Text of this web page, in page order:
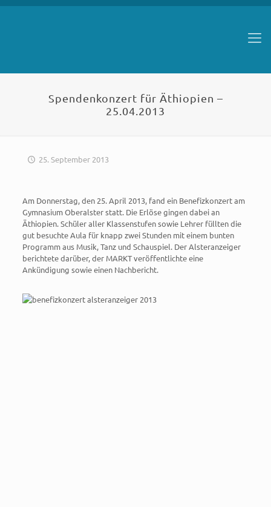
Spendenkonzert für Äthiopien –
25.04.2013
25. September 2013
Am Donnerstag, den 25. April 2013, fand ein Benefizkonzert am
Gymnasium Oberalster statt. Die Erlöse gingen dabei an
Äthiopien. Schüler aller Klassenstufen sowie Lehrer füllten die
gut besuchte Aula für knapp zwei Stunden mit einem bunten
Programm aus Musik, Tanz und Schauspiel. Der Alsteranzeiger
berichtete darüber, der MARKT veröffentlichte eine
Ankündigung sowie einen Nachbericht.